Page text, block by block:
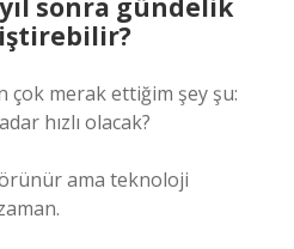
sonra gündelik
çok merak ettiğim şey şu:
hızlı olacak?
ama teknoloji